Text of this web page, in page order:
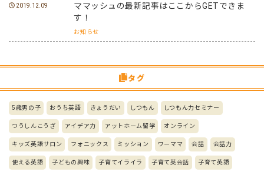
2019.12.09
ママッシュの最新記事はここからGETできま
す！
お知らせ
タグ
5歳男の子 おうち英語 きょうだい しつもん しつもん力セミナー
つうしんこうざ アイデア力 アットホーム留学 オンライン
キッズ英語サロン フォニックス ミッション ワーママ 会話 会話力
使える英語 子どもの興味 子育てイライラ 子育て英会話 子育て英語